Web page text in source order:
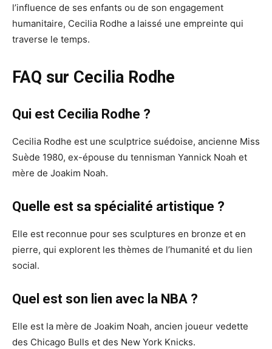
l’influence de ses enfants ou de son engagement
humanitaire, Cecilia Rodhe a laissé une empreinte qui
traverse le temps.
FAQ sur Cecilia Rodhe
Qui est Cecilia Rodhe ?
Cecilia Rodhe est une sculptrice suédoise, ancienne Miss
Suède 1980, ex-épouse du tennisman Yannick Noah et
mère de Joakim Noah.
Quelle est sa spécialité artistique ?
Elle est reconnue pour ses sculptures en bronze et en
pierre, qui explorent les thèmes de l’humanité et du lien
social.
Quel est son lien avec la NBA ?
Elle est la mère de Joakim Noah, ancien joueur vedette
des Chicago Bulls et des New York Knicks.